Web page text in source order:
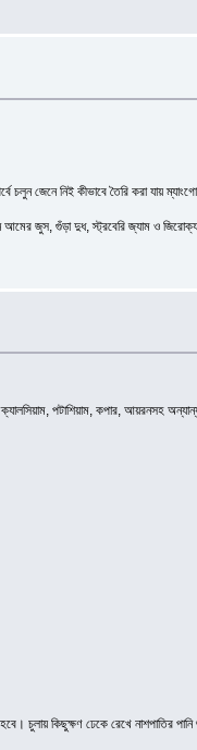
চলুন জেনে নিই কীভাবে তৈরি করা যায়
জুস, গুঁড়া দুধ, স্ট্রবেরি জ্যাম ও
পটাশিয়াম, কপার, আয়রনসহ
চুলায় কিছুক্ষণ ঢেকে রেখে নাশপাতির পানি